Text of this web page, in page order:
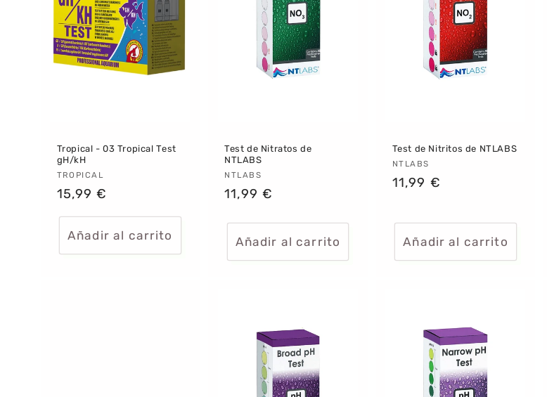
ó
n
Tropical - 03 Tropical Test
gH/kH
Proveedor:
TROPICAL
Precio
15,99 €
Añadir al carrito
Test de Nitratos de
NTLABS
Proveedor:
NTLABS
Precio
11,99 €
Añadir al carrito
Test de Nitritos de NTLABS
Proveedor:
NTLABS
Precio
11,99 €
Añadir al carrito